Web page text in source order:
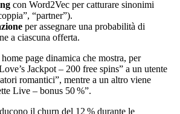
con Word2Vec per catturare sinonimi
“partner”).
per assegnare una probabilità di
a ciascuna offerta.
page dinamica che mostra, per
Jackpot – 200 free spins” a un utente
romantici”, mentre a un altro viene
Live – bonus 50 %”.
il churn del 12 % durante le